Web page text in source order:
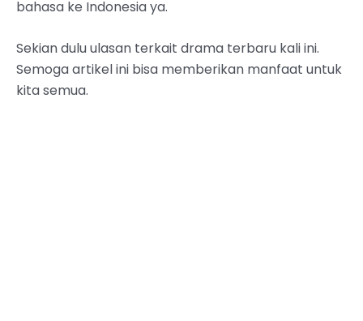
bahasa ke Indonesia ya.
Sekian dulu ulasan terkait drama terbaru kali ini.
Semoga artikel ini bisa memberikan manfaat untuk
kita semua.